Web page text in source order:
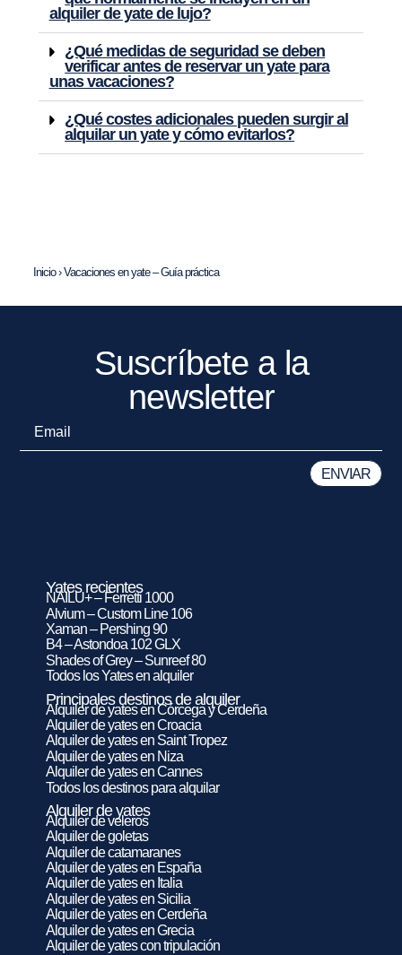
alquiler de yate de lujo?
¿Qué medidas de seguridad se deben
verificar antes de reservar un yate para
unas vacaciones?
¿Qué costes adicionales pueden surgir al
alquilar un yate y cómo evitarlos?
Inicio›Vacaciones en yate – Guía práctica
Suscríbete a la
newsletter
Yates recientes
NAILU+ – Ferretti 1000
Alvium – Custom Line 106
Xaman – Pershing 90
B4 – Astondoa 102 GLX
Shades of Grey – Sunreef 80
Todos los Yates en alquiler
Principales destinos de alquiler
Alquiler de yates en Córcega y Cerdeña
Alquiler de yates en Croacia
Alquiler de yates en Saint Tropez
Alquiler de yates en Niza
Alquiler de yates en Cannes
Todos los destinos para alquilar
Alquiler de yates
Alquiler de veleros
Alquiler de goletas
Alquiler de catamaranes
Alquiler de yates en España
Alquiler de yates en Italia
Alquiler de yates en Sicilia
Alquiler de yates en Cerdeña
Alquiler de yates en Grecia
Alquiler de yates con tripulación